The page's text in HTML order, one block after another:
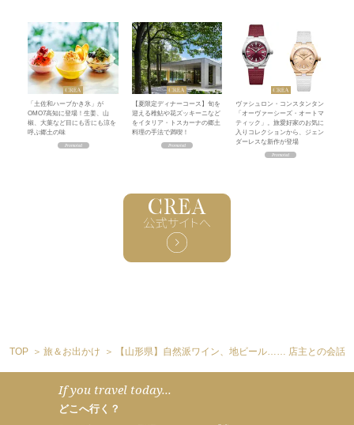
「土佐和ハーブかき氷」が
OMO7高知に登場！生姜、山
椒、大葉など目にも舌にも涼を
呼ぶ郷土の味
【夏限定ディナーコース】旬を
迎える稚鮎や花ズッキーニなど
をイタリア・トスカーナの郷土
料理の手法で満喫！
ヴァシュロン・コンスタンタン
「オーヴァーシーズ・オートマ
ティック」。旅愛好家のお気に
入りコレクションから、ジェン
ダーレスな新作が登場
TOP 旅＆お出かけ 【山形県】自然派ワイン、地ビール…… 店主との会話
If you travel today...
どこへ行く？